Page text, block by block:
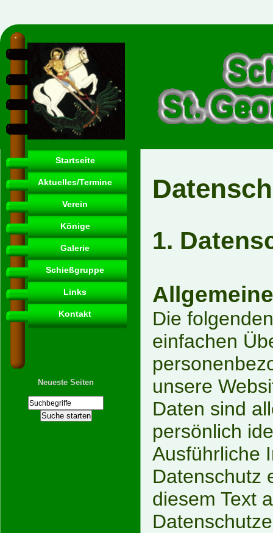
Startseite
Aktuelles/Termine
Verein
Könige
Galerie
Schießgruppe
Links
Kontakt
Neueste Seiten
1.
Die
einfachen
unsere
Daten sind
persönlich
Ausführliche
Datenschutz
diesem Text